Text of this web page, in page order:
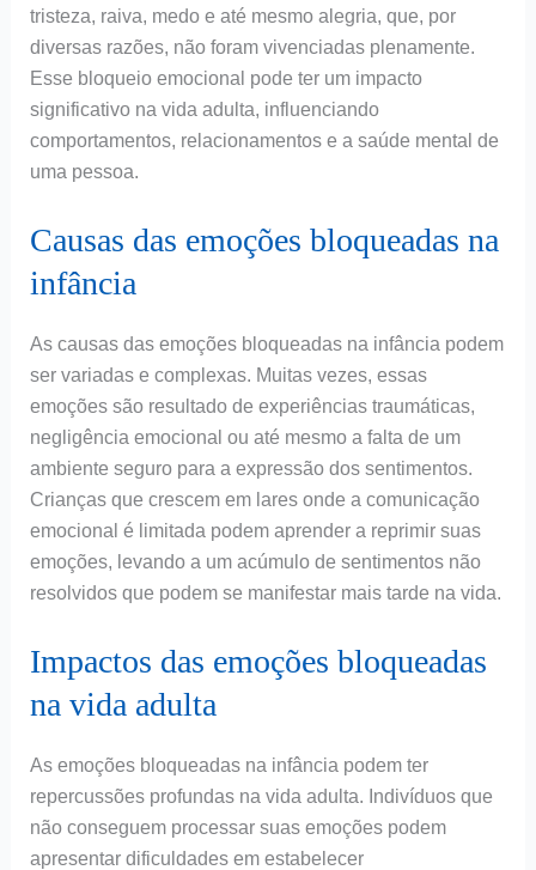
tristeza, raiva, medo e até mesmo alegria, que, por
diversas razões, não foram vivenciadas plenamente.
Esse bloqueio emocional pode ter um impacto
significativo na vida adulta, influenciando
comportamentos, relacionamentos e a saúde mental de
uma pessoa.
Causas das emoções bloqueadas na
infância
As causas das emoções bloqueadas na infância podem
ser variadas e complexas. Muitas vezes, essas
emoções são resultado de experiências traumáticas,
negligência emocional ou até mesmo a falta de um
ambiente seguro para a expressão dos sentimentos.
Crianças que crescem em lares onde a comunicação
emocional é limitada podem aprender a reprimir suas
emoções, levando a um acúmulo de sentimentos não
resolvidos que podem se manifestar mais tarde na vida.
Impactos das emoções bloqueadas
na vida adulta
As emoções bloqueadas na infância podem ter
repercussões profundas na vida adulta. Indivíduos que
não conseguem processar suas emoções podem
apresentar dificuldades em estabelecer